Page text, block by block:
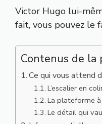
Victor Hugo lui-
fait, vous pouvez le
Contenus de la
Ce qui vous attend
L’escalier en
La plateforme
Le détail qui